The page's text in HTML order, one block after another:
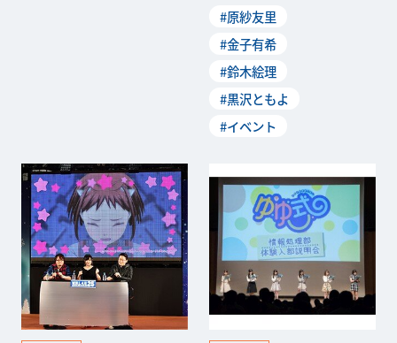
#原紗友里
#金子有希
#鈴木絵理
#黒沢ともよ
#イベント